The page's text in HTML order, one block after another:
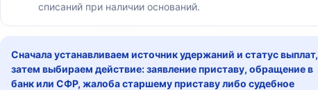
списаний при наличии оснований.
Сначала устанавливаем источник удержаний и статус выплат,
затем выбираем действие: заявление приставу, обращение в
банк или СФР, жалоба старшему приставу либо судебное